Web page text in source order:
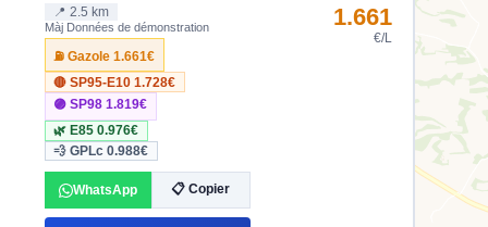
📍 2.5 km
Màj Données de démonstration
⛽ Gazole1.661€
🔴 SP95-E101.728€
🟣 SP981.819€
🌿 E850.976€
💨 GPLc0.988€
WhatsApp 📋 Copier
1.661
€/L